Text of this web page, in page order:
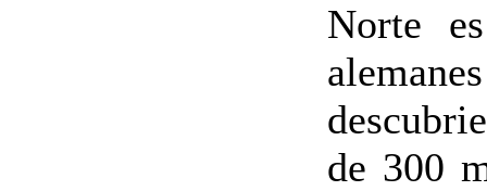
Norte
de 300